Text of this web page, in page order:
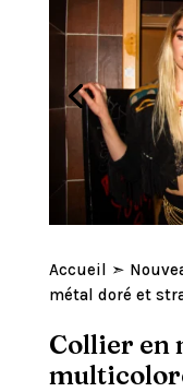
Accueil ➣
métal doré et
Collier en